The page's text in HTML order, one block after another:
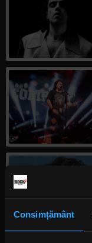
Consimțământ